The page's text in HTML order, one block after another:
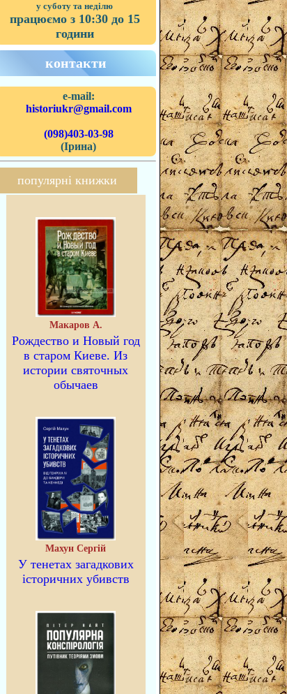
у суботу та неділю
працюємо з 10:30 до 15
години
контакти
e-mail:
historiukr@gmail.com
(098)403-03-98
(Ірина)
популярні книжки
Макаров А.
Рождество и Новый год
в старом Киеве. Из
истории святочных
обычаев
Махун Сергій
У тенетах загадкових
історичних убивств